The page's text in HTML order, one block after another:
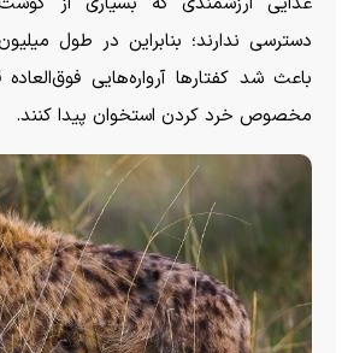
دسترسی ندارند؛ بنابراین در طول
باعث شد کفتار‌ها آرواره‌هایی
مخصوص خرد کردن استخوان پیدا کنند.